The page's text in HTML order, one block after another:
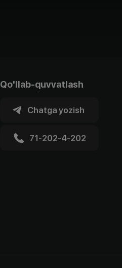
Qo'llab-quvvatlash
Chatga yozish
71-202-4-202